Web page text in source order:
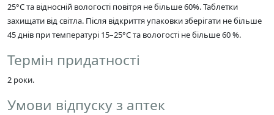
25°C та відносній вологості повітря не більше 60%. Таблетки
захищати від світла. Після відкриття упаковки зберігати не більше
45 днів при температурі 15–25°C та вологості не більше 60 %.
Термін придатності
2 роки.
Умови відпуску з аптек